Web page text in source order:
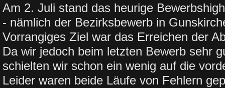
Am 2. Juli stand das heurige
- nämlich der Bezirksbewerb in
Vorrangiges Ziel war das Erreichen der
Da wir jedoch beim letzten Bewerb sehr
schielten wir schon ein wenig auf die
Leider waren beide Läufe von Fehlern